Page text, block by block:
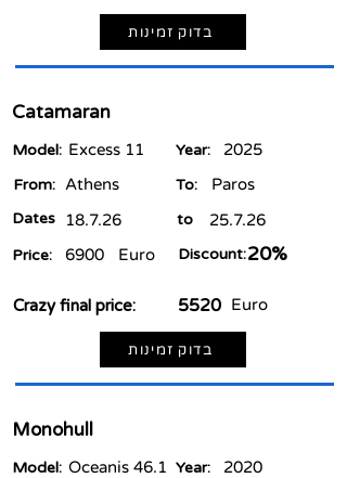
בדוק זמינות
Catamaran
2025
Year:
Excess 11
Model:
Paros
To:
From: Athens
25.7.26
to
18.7.26
Dates
20%
Discount:
Euro
6900
Price:
Euro
5520
Crazy final price:
בדוק זמינות
Monohull
2020
Year:
Oceanis 46.1
Model: